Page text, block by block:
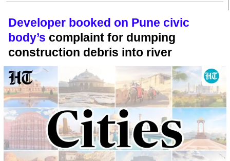
Developer booked on Pune civic
body’s complaint for dumping
construction debris into river